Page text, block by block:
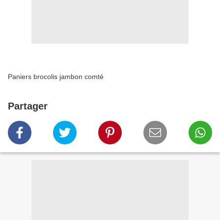
Paniers brocolis jambon comté
Partager